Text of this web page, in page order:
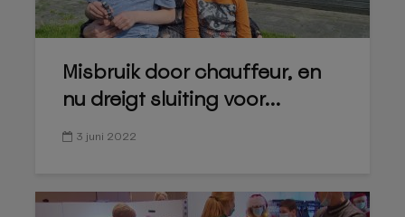
Misbruik door chauffeur, en
nu dreigt sluiting voor...
3 juni 2022